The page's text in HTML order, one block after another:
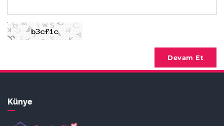
Devam Et
Künye